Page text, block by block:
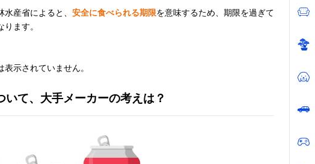
産省によると、 安全に食べられる期限を意味するため、期限を過ぎて
ます。
示されていません。
て、大手メーカーの考えは？